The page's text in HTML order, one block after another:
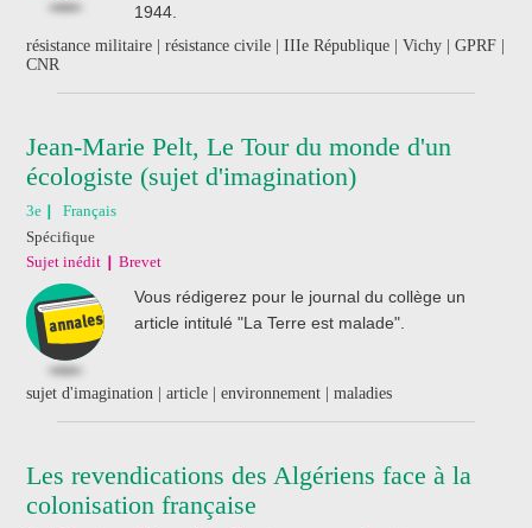
1944.
résistance militaire | résistance civile | IIIe République | Vichy | GPRF |
CNR
Jean-Marie Pelt, Le Tour du monde d'un
écologiste (sujet d'imagination)
3e
Français
Spécifique
Sujet inédit
Brevet
Vous rédigerez pour le journal du collège un
article intitulé "La Terre est malade".
sujet d'imagination | article | environnement | maladies
Les revendications des Algériens face à la
colonisation française